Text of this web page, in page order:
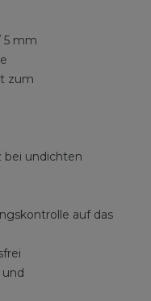
5 mm
zum
bei undichten
auf das